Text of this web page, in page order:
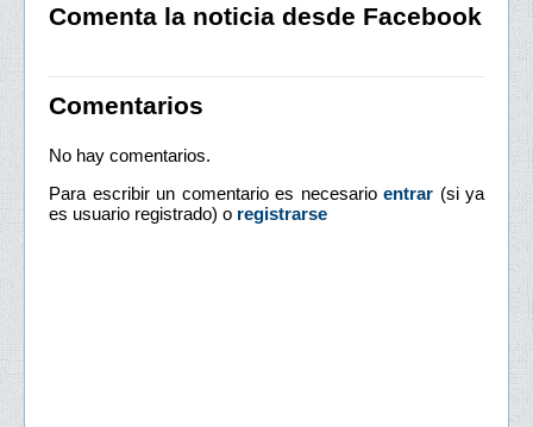
Comenta la noticia desde Facebook
Comentarios
No hay comentarios.
Para escribir un comentario es necesario entrar (si ya
es usuario registrado) o registrarse